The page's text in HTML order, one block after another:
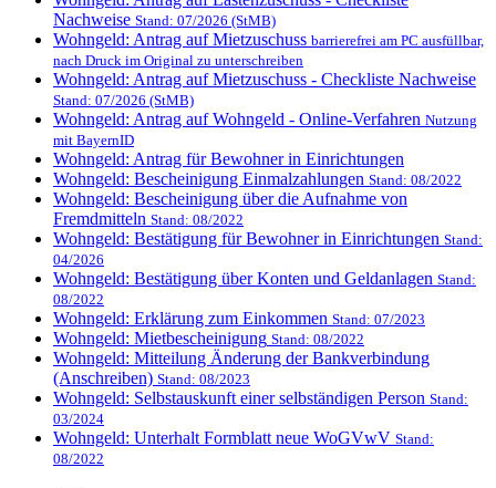
Nachweise Stand: 07/2026 (StMB)
Wohngeld: Antrag auf Mietzuschuss barrierefrei am PC ausfüllbar,
nach Druck im Original zu unterschreiben
Wohngeld: Antrag auf Mietzuschuss - Checkliste Nachweise
Stand: 07/2026 (StMB)
Wohngeld: Antrag auf Wohngeld - Online-Verfahren Nutzung
mit BayernID
Wohngeld: Antrag für Bewohner in Einrichtungen
Wohngeld: Bescheinigung Einmalzahlungen Stand: 08/2022
Wohngeld: Bescheinigung über die Aufnahme von
Fremdmitteln Stand: 08/2022
Wohngeld: Bestätigung für Bewohner in Einrichtungen Stand:
04/2026
Wohngeld: Bestätigung über Konten und Geldanlagen Stand:
08/2022
Wohngeld: Erklärung zum Einkommen Stand: 07/2023
Wohngeld: Mietbescheinigung Stand: 08/2022
Wohngeld: Mitteilung Änderung der Bankverbindung
(Anschreiben) Stand: 08/2023
Wohngeld: Selbstauskunft einer selbständigen Person Stand:
03/2024
Wohngeld: Unterhalt Formblatt neue WoGVwV Stand:
08/2022